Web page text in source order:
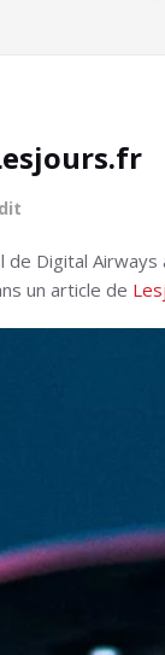
de Digital
un article de